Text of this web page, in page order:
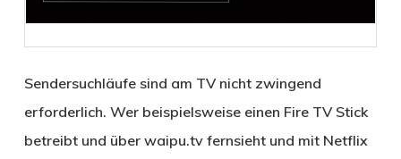
Sendersuchläufe sind am TV nicht zwingend
erforderlich. Wer beispielsweise einen Fire TV Stick
betreibt und über waipu.tv fernsieht und mit Netflix